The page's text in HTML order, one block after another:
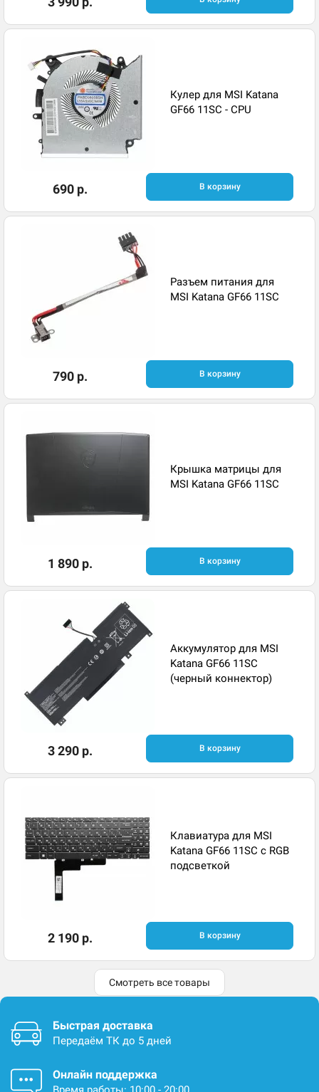
Кулер для MSI Katana
GF66 11SC - CPU
690 р. В корзину
Разъем питания для
MSI Katana GF66 11SC
790 р. В корзину
Крышка матрицы для
MSI Katana GF66 11SC
1 890 р. В корзину
Аккумулятор для MSI
Katana GF66 11SC
(черный коннектор)
3 290 р. В корзину
Клавиатура для MSI
Katana GF66 11SC с RGB
подсветкой
2 190 р. В корзину
Смотреть все товары
Быстрая доставка
Передаём ТК до 5 дней
Онлайн поддержка